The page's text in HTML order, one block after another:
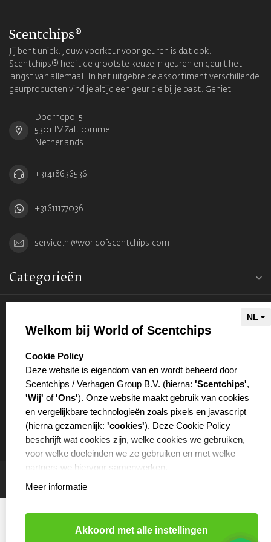
Scentchips®
Jij bent uniek. Jouw voorkeur voor geuren is dat ook.
Scentchips® heeft de grootste keuze in geuren en geurt het
langst van allemaal. In het uitgebreide assortiment verschillende
geurproducten vind je altijd een geur die bij je past. Geniet!
Doornepol 5
5301 LV Zaltbommel
Netherlands
+31418636536
+31611177036
service.nl@worldofscentchips.com
Categorieën
Welkom bij World of Scentchips
select language
Cookie Policy
Deze website is eigendom van en wordt beheerd door
Scentchips / Verhagen Group B.V. (hierna: 'Scentchips',
'Wij' of'Ons'). Onze website maakt gebruik van cookies
en vergelijkbare technologieën zoals pixels en javascript
(hierna gezamenlijk: 'cookies'). Deze Cookie Policy
beschrijft wat cookies zijn, welke cookies we gebruiken,
voor welke doeleinden we ze gebruiken en met welke
partners we hiervoor samenwerken.
die je bezoekt. Cookies kunnen onder andere worden
Meer informatie
Akkoord met alle instellingen